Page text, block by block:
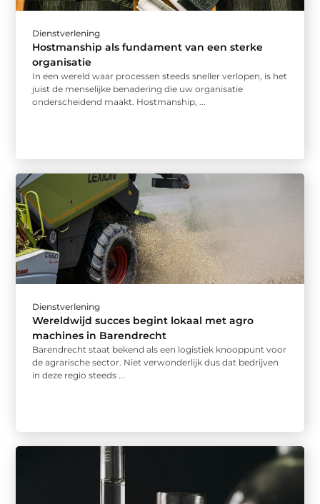
Dienstverlening
Hostmanship als fundament van een sterke
organisatie
In een wereld waar processen steeds sneller verlopen, is het
juist de menselijke benadering die uw organisatie
onderscheidend maakt. Hostmanship, ...
Dienstverlening
Wereldwijd succes begint lokaal met agro
machines in Barendrecht
Barendrecht staat bekend als een logistiek knooppunt voor
de agrarische sector. Niet verwonderlijk dus dat bedrijven
in deze regio steeds ...